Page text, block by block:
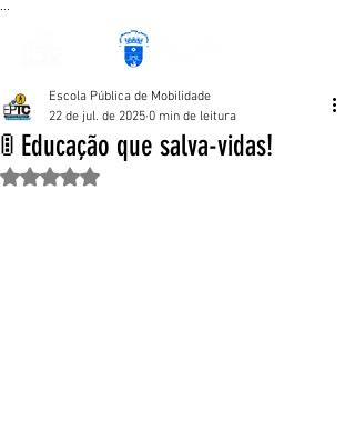
🚦 Educação que salva-vidas!
Escola Pública de Mobilidade
22 de jul. de 2025 0 min de leitura
Avaliado com NaN de 5 estrelas.